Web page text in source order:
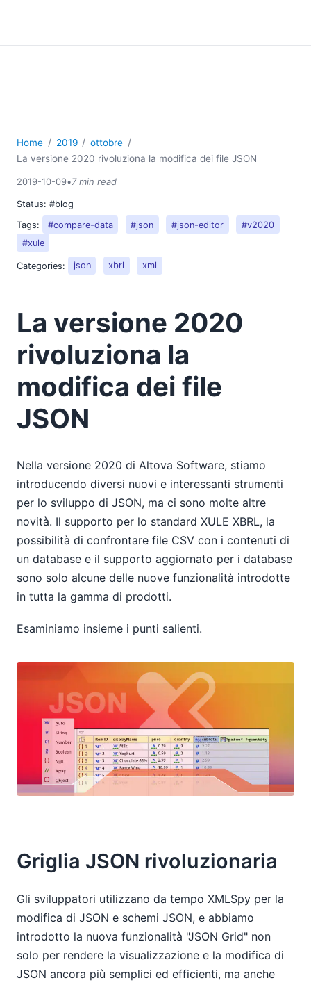
Home 2019
ottobre
La versione 2020 rivoluziona la modifica dei file JSON
2019-10-09•7 min read
Status: #blog
Tags:
#compare-data #json #json-editor
#v2020
#xule
Categories: json xbrl xml
La versione 2020
rivoluziona la
modifica dei file
JSON
Nella versione 2020 di Altova Software, stiamo
introducendo diversi nuovi e interessanti strumenti
per lo sviluppo di JSON, ma ci sono molte altre
novità. Il supporto per lo standard XULE XBRL, la
possibilità di confrontare file CSV con i contenuti di
un database e il supporto aggiornato per i database
sono solo alcune delle nuove funzionalità introdotte
in tutta la gamma di prodotti.
Esaminiamo insieme i punti salienti.
Griglia JSON rivoluzionaria
Gli sviluppatori utilizzano da tempo XMLSpy per la
modifica di JSON e schemi JSON, e abbiamo
introdotto la nuova funzionalità "JSON Grid" non
solo per rendere la visualizzazione e la modifica di
JSON ancora più semplici ed efficienti, ma anche